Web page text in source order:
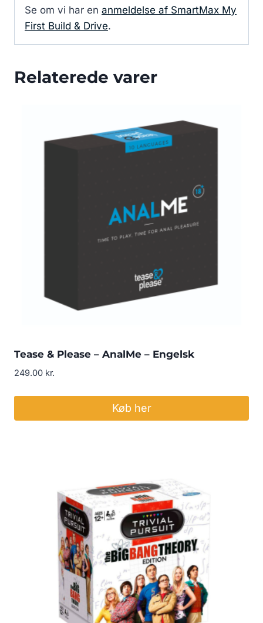
Se om vi har en anmeldelse af SmartMax My
First Build & Drive.
Relaterede varer
Tease & Please – AnalMe – Engelsk
249.00 kr.
Køb her